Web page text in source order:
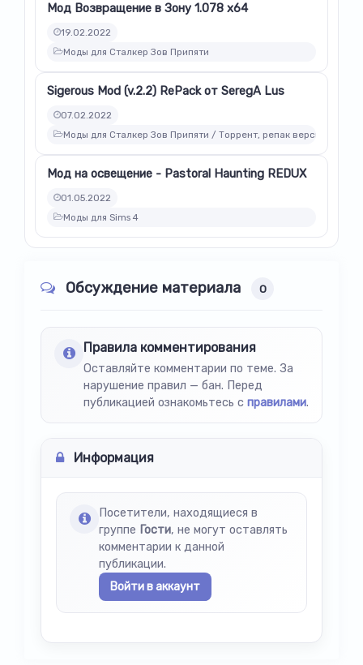
Мод Возвращение в Зону 1.078 x64
19.02.2022
Моды для Сталкер Зов Припяти
Sigerous Mod (v.2.2) RePack от SeregA Lus
07.02.2022
Моды для Сталкер Зов Припяти / Торрент, репак версии модов
Мод на освещение - Pastoral Haunting REDUX
01.05.2022
Моды для Sims 4
Обсуждение материала 0
Правила комментирования
Оставляйте комментарии по теме. За
нарушение правил — бан. Перед
публикацией ознакомьтесь с правилами.
Информация
Посетители, находящиеся в
группе Гости, не могут оставлять
комментарии к данной
публикации.
Войти в аккаунт